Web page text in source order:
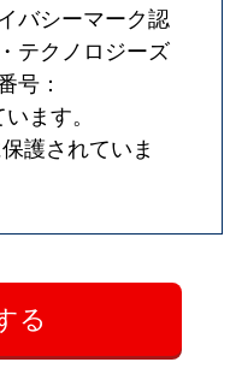
バシーマーク認
テクノロジーズ
号：
ます。
護されていま